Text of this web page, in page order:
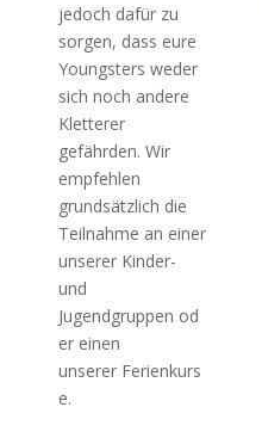
jedoch dafür zu
sorgen, dass eure
Youngsters weder
sich noch andere
Kletterer
gefährden. Wir
empfehlen
grundsätzlich die
Teilnahme an einer
unserer Kinder-
und
Jugendgruppen od
er einen
unserer Ferienkurs
e.